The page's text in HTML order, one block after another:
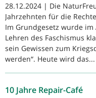
28.12.2024 | Die
Jahrzehnten für die
Im Grundgesetz wurde
Lehren des Faschismus
sein Gewissen zum
werden“. Heute wird das...
10 Jahre Repair-Café